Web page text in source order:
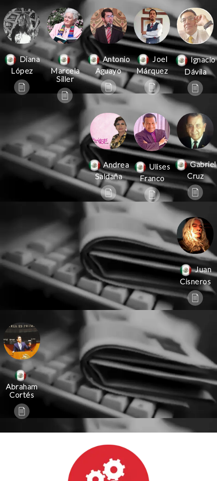
Diana
López
Marcela
Siller
Antonio
Aguayo
Joel
Márquez
Ignacio
Dávila
Andrea
Saldaña
Ulises
Franco
Gabriel
Cruz
Juan
Cisneros
Abraham
Cortés